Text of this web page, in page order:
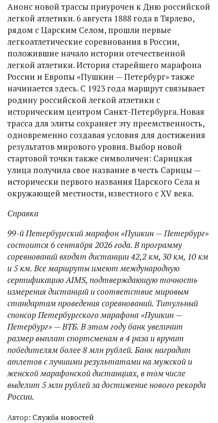
Анонс новой трассы приурочен к Дню российской
легкой атлетики. 6 августа 1888 года в Тярлево,
рядом с Царским Селом, прошли первые
легкоатлетические соревнования в России,
положившие начало истории отечественной
легкой атлетики. История старейшего марафона
России и Европы «Пушкин — Петербург» также
начинается здесь. С 1923 года маршрут связывает
родину российской легкой атлетики с
историческим центром Санкт-Петербурга. Новая
трасса для элиты сохраняет эту преемственность,
одновременно создавая условия для достижения
результатов мирового уровня. Выбор новой
стартовой точки также символичен: Сарицкая
улица получила свое название в честь Сарицы —
исторически первого названия Царского Села и
окружающей местности, известного с XV века.
Справка
99-й Петербургский марафон «Пушкин — Петербург»
состоится 6 сентября 2026 года. В программу
соревнований входят дистанции 42,2 км, 30 км, 10 км
и 5 км. Все маршруты имеют международную
сертификацию AIMS, подтверждающую точность
измерения дистанций и соответствие мировым
стандартам проведения соревнований. Титульный
спонсор Петербургского марафона «Пушкин —
Петербург» — ВТБ. В этом году банк увеличит
размер выплат спортсменам в 4 раза и вручит
победителям более 8 млн рублей. Банк наградит
атлетов с лучшими результатами на мужской и
женской марафонской дистанциях, в том числе
выделит 5 млн рублей за достижение нового рекорда
России.
Автор: Служба новостей